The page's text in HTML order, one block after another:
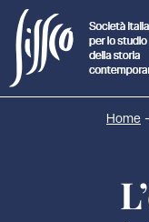
Home -